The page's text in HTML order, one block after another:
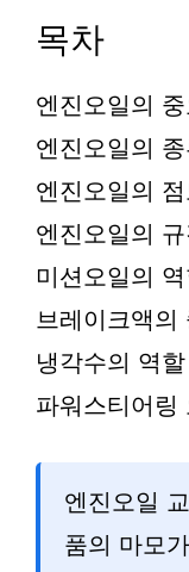
목차
엔진오일의 중
엔진오일의
엔진오일의
엔진오일의
미션오일의
브레이크액의
냉각수의 역할
파워스티어링
엔진오일
품의 마모